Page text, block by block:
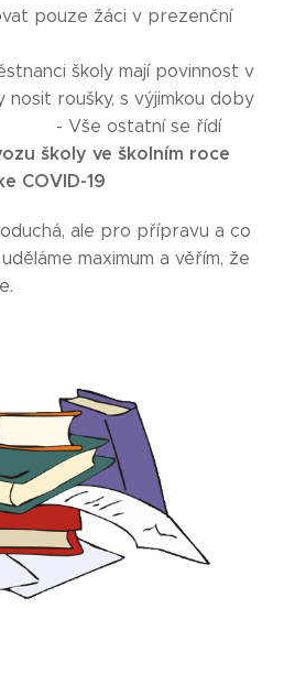
pouze žáci v prezenční
školy mají povinnost v
nosit roušky, s výjimkou doby
- Vše ostatní se řídí
školy ve školním roce
COVID-19
ale pro přípravu a co
maximum a věřím, že